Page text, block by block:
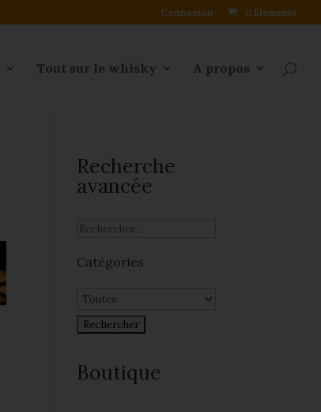
Connexion 0 Éléments
Tout sur le whisky A propos
Recherche
avancée
Catégories
Boutique